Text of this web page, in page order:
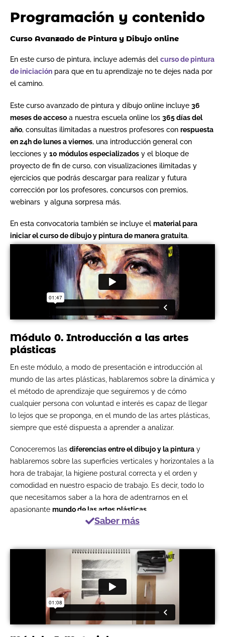
Programación y contenido
Curso Avanzado de Pintura y Dibujo online
En este curso de pintura, incluye además del curso de pintura
de iniciación para que en tu aprendizaje no te dejes nada por
el camino.
Este curso avanzado de pintura y dibujo online incluye 36
meses de acceso a nuestra escuela online los 365 días del
año, consultas ilimitadas a nuestros profesores con respuesta
en 24h de lunes a viernes, una introducción general con
lecciones y 10 módulos especializados y el bloque de
proyecto de fin de curso, con visualizaciones ilimitadas y
ejercicios que podrás descargar para realizar y futura
corrección por los profesores, concursos con premios,
webinars y alguna sorpresa más.
En esta convocatoria también se incluye el material para
iniciar el curso de dibujo y pintura de manera gratuita.
Módulo 0. Introducción a las artes
plásticas
En este módulo, a modo de presentación e introducción al
mundo de las artes plásticas, hablaremos sobre la dinámica y
el método de aprendizaje que seguiremos y de cómo
cualquier persona con voluntad e interés es capaz de llegar
lo lejos que se proponga, en el mundo de las artes plásticas,
siempre que esté dispuesta a aprender a analizar.
Conoceremos las diferencias entre el dibujo y la pintura y
hablaremos sobre las superficies verticales y horizontales a la
hora de trabajar, la higiene postural correcta y el orden y
comodidad en nuestro espacio de trabajo. Es decir, todo lo
que necesitamos saber a la hora de adentrarnos en el
apasionante mundo de las artes plásticas
Saber más